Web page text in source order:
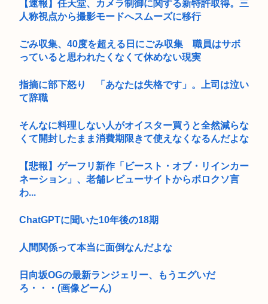
【速報】任天堂、カメラ制御に関する新特許取得。三
人称視点から撮影モードへスムーズに移行
ごみ収集、40度を超える日にごみ収集 職員はサボ
っていると思われたくなくて休めない現実
指摘に部下怒り 「あなたは失格です」。上司は泣い
て辞職
そんなに料理しない人がオイスター買うと全然減らな
くて開封したまま消費期限きて使えなくなるんだよな
【悲報】ゲーフリ新作「ビースト・オブ・リインカー
ネーション」、老舗レビューサイトからボロクソ言
わ...
ChatGPTに聞いた10年後の18期
人間関係って本当に面倒なんだよな
日向坂OGの最新ランジェリー、もうエグいだ
ろ・・・(画像どーん)